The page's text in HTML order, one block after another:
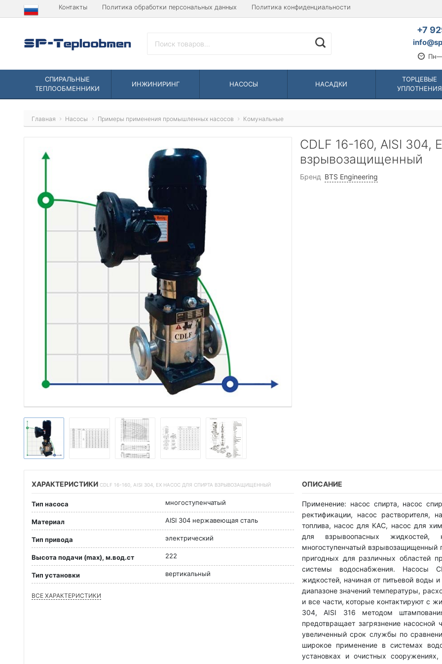
Контакты Политика обработки персональных данных Политика конфиденциальности
+7
СПИРАЛЬНЫЕ
ТЕПЛООБМЕННИКИ
ИНЖИНИРИНГ НАСОСЫ НАСАДКИ
ТОРЦЕВЫЕ
УПЛОТНЕНИЯ
Главная Насосы Примеры применения промышленных насосов Комунальные
CDLF 16-160, AISI 304,
взрывозащищенный
Бренд BTS Engineering
ХАРАКТЕРИСТИКИ CDLF 16-160, AISI 304, EX НАСОС ДЛЯ СПИРТА ВЗРЫВОЗАЩИЩЕННЫЙ
Тип насоса многоступенчатый
Материал AISI 304 нержавеющая сталь
Тип привода электрический
Высота подачи (max), м.вод.ст 222
Тип установки вертикальный
ВСЕ ХАРАКТЕРИСТИКИ
ОПИСАНИЕ
Применение: насос спирта, насос
ректификации, насос растворителя,
топлива, насос для КАС, насос для
для взрывоопасных
многоступенчатый взрывозащищенный
пригодных для различных областей
системы водоснабжения. Насосы
жидкостей, начиная от питьевой воды
диапазоне значений температуры,
и все части, которые контактируют с
304, AISI 316 методом
предотвращает загрязнение насосной
увеличенный срок службы по
широкое применение в системах
установках и очистных